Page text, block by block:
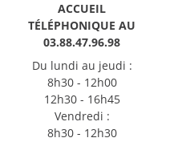
ACCUEIL
TÉLÉPHONIQUE AU
03.88.47.96.98
Du lundi au jeudi :
8h30 - 12h00
12h30 - 16h45
Vendredi :
8h30 - 12h30